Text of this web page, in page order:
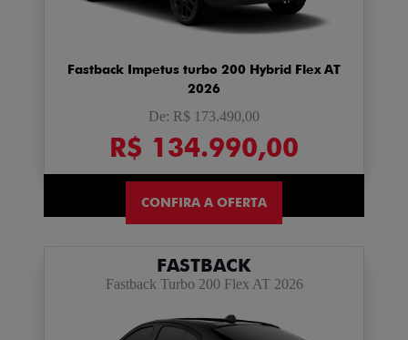
Fastback Impetus turbo 200 Hybrid Flex AT
2026
De: R$ 173.490,00
R$ 134.990,00
CONFIRA A OFERTA
FASTBACK
Fastback Turbo 200 Flex AT 2026